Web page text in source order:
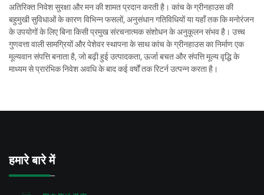
अतिरिक्त निवेश सुरक्षा और मन की शामत प्रदान करती है। कांच के ग्रीनहाउस की
बहुमुखी सुविधाओं के कारण विभिन्न फसलों, अनुसंधान गतिविधियों या यहाँ तक कि मनोरंजन
के उपयोगों के लिए बिना किसी प्रमुख संरचनात्मक संशोधन के अनुकूलन संभव है। उच्च
गुणवत्ता वाली सामग्रियों और पेशेवर स्थापना के साथ कांच के ग्रीनहाउस का निर्माण एक
मूल्यवान संपत्ति बनाता है, जो बढ़ी हुई उत्पादकता, ऊर्जा बचत और संपत्ति मूल्य वृद्धि के
माध्यम से प्रारंभिक निवेश अवधि के बाद कई वर्षों तक रिटर्न उत्पन्न करता है।
हमारे बारे में